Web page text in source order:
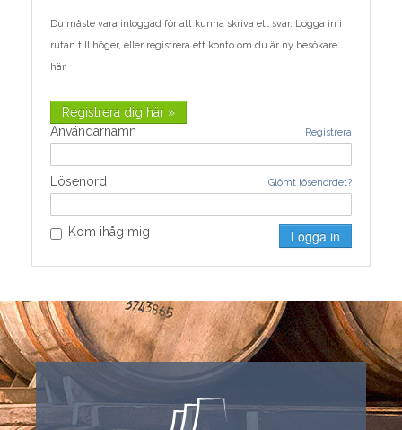
Du måste vara inloggad för att kunna skriva ett svar. Logga in i
rutan till höger, eller registrera ett konto om du är ny besökare
här.
Registrera dig här »
Registrera
Användarnamn
Glömt lösenordet?
Lösenord
Kom ihåg mig